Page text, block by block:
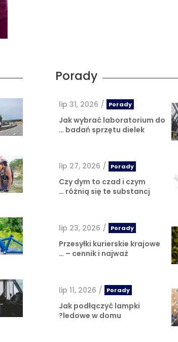
Porady
Porady
/
lip 31, 2026
Jak wybrać laboratorium do
badań sprzętu dielek …
Porady
/
lip 27, 2026
Czy dym to czad i czym
różnią się te substancj …
Porady
/
lip 23, 2026
Przesyłki kurierskie krajowe
– cennik i najważ …
Porady
/
lip 11, 2026
Jak podłączyć lampki
ledowe w domu?